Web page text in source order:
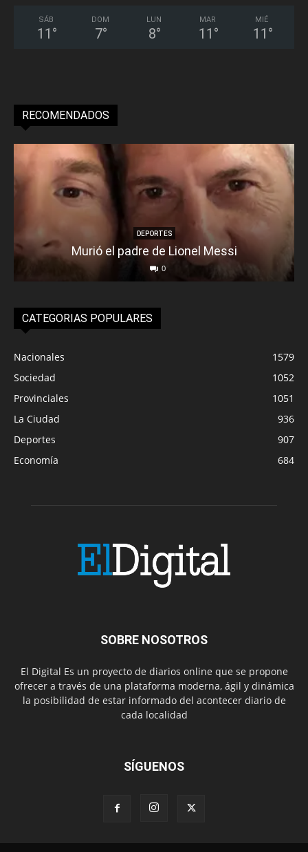
SÁB
11 °
DOM
7°
LUN
8°
MAR
11 °
MIÉ
11 °
RECOMENDADOS
DEPORTES
Murió el padre de Lionel Messi
0
CATEGORIAS POPULARES
Nacionales
1579
Sociedad
1052
Provinciales
1051
La Ciudad
936
Deportes
907
Economía
684
SOBRE NOSOTROS
El Digital Es un proyecto de diarios online que se propone
ofrecer a través de una plataforma moderna, ágil y dinámica
la posibilidad de estar informado del acontecer diario de
cada localidad
SÍGUENOS